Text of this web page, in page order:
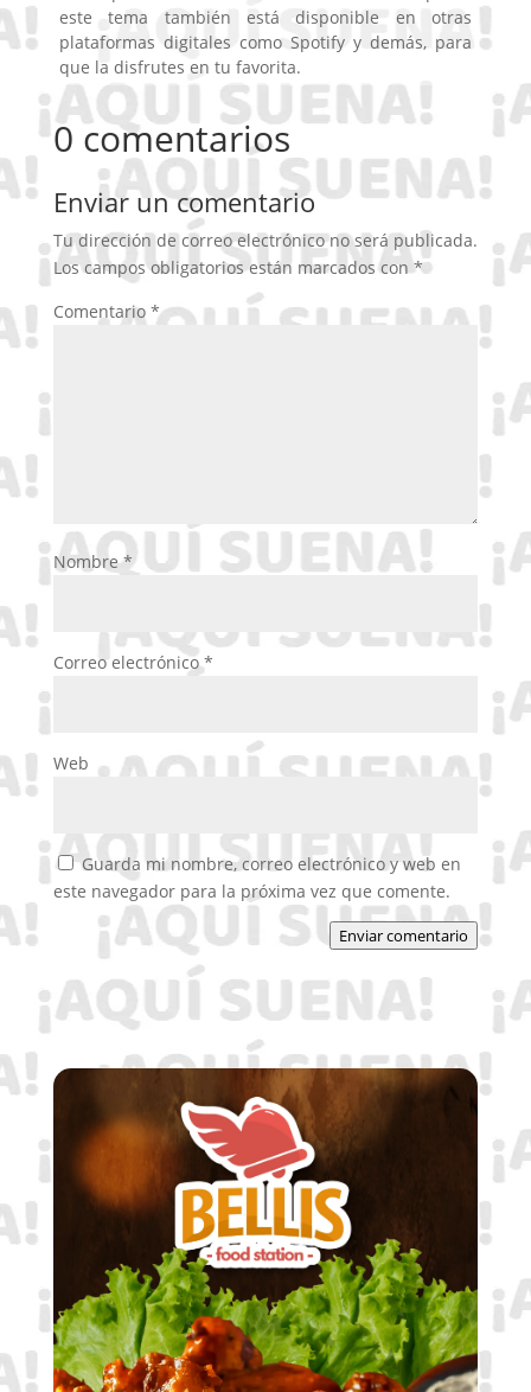
este tema también está disponible en otras
plataformas digitales como Spotify y demás, para
que la disfrutes en tu favorita.
0 comentarios
Enviar un comentario
Tu dirección de correo electrónico no será publicada.
Los campos obligatorios están marcados con *
Comentario *
Nombre*
Correo electrónico*
Web
Guarda mi nombre, correo electrónico y web en
este navegador para la próxima vez que comente.
Enviar comentario